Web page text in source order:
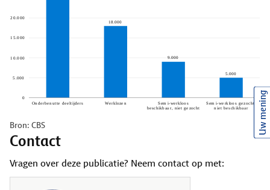
Bron: CBS
Contact
Vragen over deze publicatie? Neem contact op met:
Uw mening